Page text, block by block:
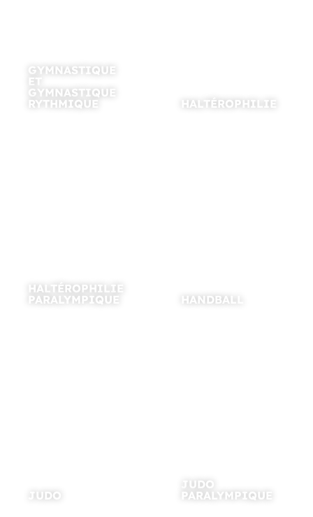
GYMNASTIQUE
ET
GYMNASTIQUE
RYTHMIQUE
HALTÉROPHILIE
HALTÉROPHILIE
PARALYMPIQUE
HANDBALL
JUDO
JUDO
PARALYMPIQUE